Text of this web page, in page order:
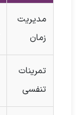
مدیریت
زمان
تمرینات
تنفسی